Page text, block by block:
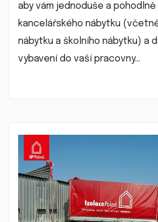
aby vám jednoduše a pohodlně
kancelářského nábytku
nábytku a školního nábytku) a
vybavení do vaší pracovny…